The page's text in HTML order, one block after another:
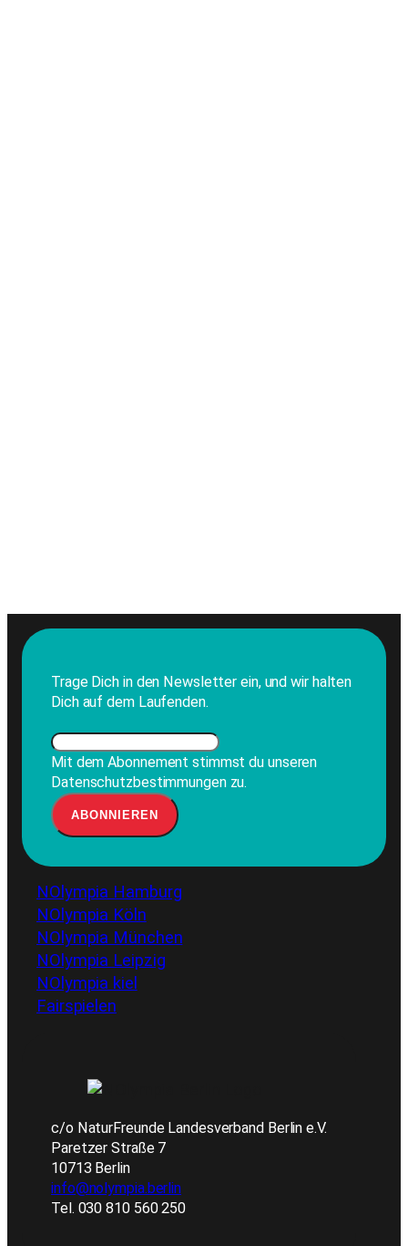
Trage Dich in den Newsletter ein, und wir halten
Dich auf dem Laufenden.
Mit dem Abonnement stimmst du unseren
Datenschutzbestimmungen zu.
NOlympia Hamburg
NOlympia Köln
NOlympia München
NOlympia Leipzig
NOlympia kiel
Fairspielen
c/o NaturFreunde Landesverband Berlin e.V.
Paretzer Straße 7
10713 Berlin
info@nolympia.berlin
Tel. 030 810 560 250